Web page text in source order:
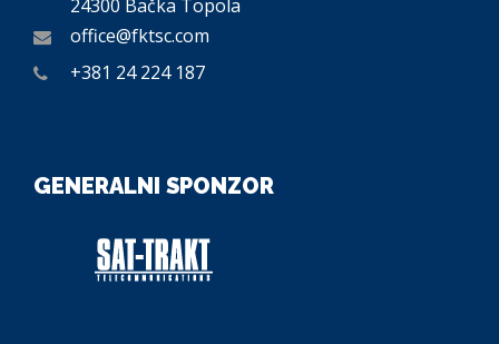
24300 Bačka Topola
office@fktsc.com
+381 24 224 187
GENERALNI SPONZOR